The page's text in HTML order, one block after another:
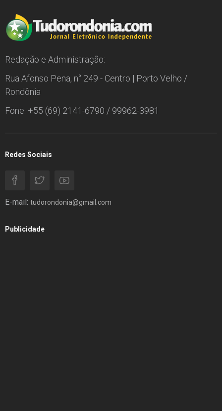
Redação e Administração:
Rua Afonso Pena, n° 249 - Centro | Porto Velho /
Rondônia
Fone: +55 (69) 2141-6790 / 99962-3981
Redes Sociais
E-mail: tudorondonia@gmail.com
Publicidade